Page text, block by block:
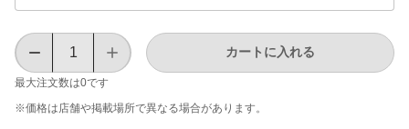
最大注文数は0です
カートに入れる
※価格は​店舗や​掲載場所で​異なる​場合が​あります。